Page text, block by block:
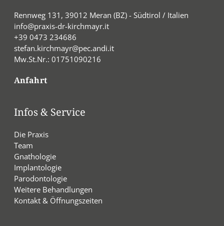
Rennweg 131, 39012 Meran (BZ) - Südtirol / Italien
info@praxis-dr-kirchmayr.it
+39 0473 234686
stefan.kirchmayr@pec.andi.it
Mw.St.Nr.: 01751090216
Anfahrt
Infos & Service
Die Praxis
Team
Gnathologie
Implantologie
Parodontologie
Weitere Behandlungen
Kontakt & Öffnungszeiten